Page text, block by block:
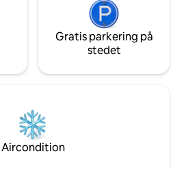
Gratis parkering på
stedet
Aircondition